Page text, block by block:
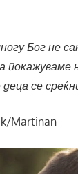
Бог не
се
Martinan